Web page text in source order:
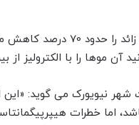
لیزر موهای زائد
آن موها را با الکترولیز از
شهر نیویورک می گوید: «این
اما خطرات